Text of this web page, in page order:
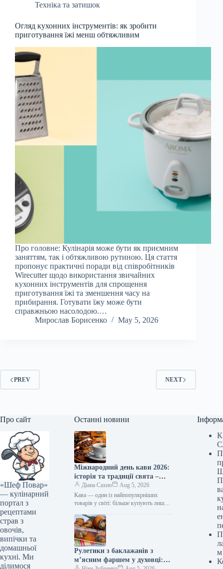
Техніка та затишок
Огляд кухонних інструментів: як зробити
приготування їжі менш обтяжливим
Про головне: Кулінарія може бути як приємним
заняттям, так і обтяжливою рутиною. Ця стаття
пропонує практичні поради від співробітників
Wirecutter щодо використання звичайних
кухонних інструментів для спрощення
приготування їжі та зменшення часу на
прибирання. Готувати їжу може бути
справжньою насолодою.…
Мирослав Борисенко
May 5, 2026
PREV NEXT
Про сайт
«Шеф Повар»
— кулінарний
портал з
рецептами
страв з
овочів,
випічки та
домашньої
кухні. Ми
ділимося
Останні новини
Міжнародний день кави 2026:
історія та традиції свята –
читайте на Gastronom.ru
Діана Сахно
Aug 5, 2026
Кава — один із найпопулярніших
товарів у світі: більше купують лише
напою було…
Рулетики з баклажанів з
м’ясним фаршем у духовці:
м